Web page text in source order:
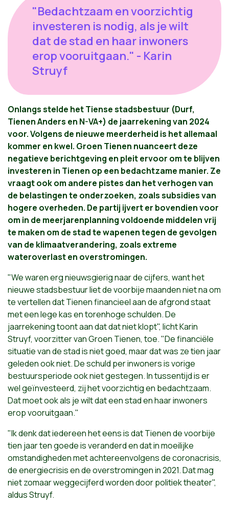
"Bedachtzaam en voorzichtig
investeren is nodig, als je wilt
dat de stad en haar inwoners
erop vooruitgaan." - Karin
Struyf
Onlangs stelde het Tiense stadsbestuur (Durf,
Tienen Anders en N-VA+) de jaarrekening van 2024
voor. Volgens de nieuwe meerderheid is het allemaal
kommer en kwel. Groen Tienen nuanceert deze
negatieve berichtgeving en pleit ervoor om te blijven
investeren in Tienen op een bedachtzame manier. Ze
vraagt ook om andere pistes dan het verhogen van
de belastingen te onderzoeken, zoals subsidies van
hogere overheden. De partij ijvert er bovendien voor
om in de meerjarenplanning voldoende middelen vrij
te maken om de stad te wapenen tegen de gevolgen
van de klimaatverandering, zoals extreme
wateroverlast en overstromingen.
"We waren erg nieuwsgierig naar de cijfers, want het
nieuwe stadsbestuur liet de voorbije maanden niet na om
te vertellen dat Tienen financieel aan de afgrond staat
met een lege kas en torenhoge schulden. De
jaarrekening toont aan dat dat niet klopt", licht Karin
Struyf, voorzitter van Groen Tienen, toe. "De financiële
situatie van de stad is niet goed, maar dat was ze tien jaar
geleden ook niet. De schuld per inwoners is vorige
bestuursperiode ook niet gestegen. In tussentijd is er
wel geïnvesteerd, zij het voorzichtig en bedachtzaam.
Dat moet ook als je wilt dat een stad en haar inwoners
erop vooruitgaan."
"Ik denk dat iedereen het eens is dat Tienen de voorbije
tien jaar ten goede is veranderd en dat in moeilijke
omstandigheden met achtereenvolgens de coronacrisis,
de energiecrisis en de overstromingen in 2021. Dat mag
niet zomaar weggecijferd worden door politiek theater",
aldus Struyf.